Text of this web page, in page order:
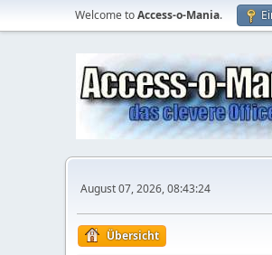
Welcome toAccess-o-Mania.
August 07, 2026, 08:43:24
Übersicht